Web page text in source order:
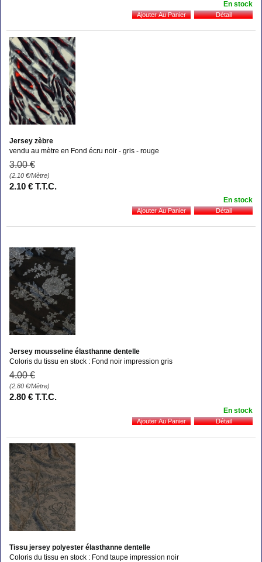
En stock
Jersey zèbre
vendu au mètre en Fond écru noir - gris - rouge
3.00 €
(2.10 €/Mètre)
2.10 € T.T.C.
En stock
Jersey mousseline élasthanne dentelle
Coloris du tissu en stock : Fond noir impression gris
4.00 €
(2.80 €/Mètre)
2.80 € T.T.C.
En stock
Tissu jersey polyester élasthanne dentelle
Coloris du tissu en stock : Fond taupe impression noir